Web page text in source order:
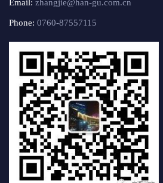
Email: zhangjie@han-gu.com.cn
Phone: 0760-87557115